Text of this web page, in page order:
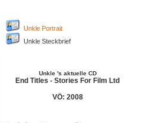
Unkle Portrait
Unkle Steckbrief
Unkle 's aktuelle CD
End Titles - Stories For Film Ltd
VÖ: 2008